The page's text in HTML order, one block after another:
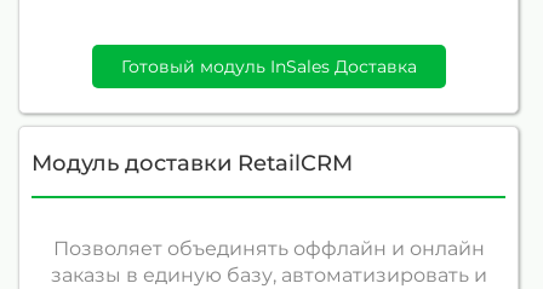
Готовый модуль InSales Доставка
Модуль доставки RetailCRM
Позволяет объединять оффлайн и онлайн
заказы в единую базу, автоматизировать и